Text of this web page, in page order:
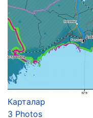
Карталар
3 Photos